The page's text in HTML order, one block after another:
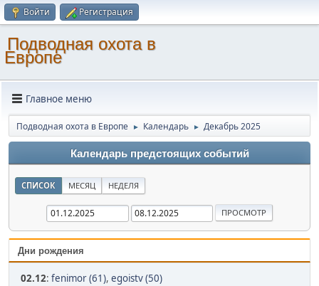
Войти Регистрация
Подводная охота в
Европе
Главное меню
Подводная охота в Европе ► Календарь ► Декабрь 2025
Календарь предстоящих событий
СПИСОК МЕСЯЦ НЕДЕЛЯ
Дни рождения
02.12: fenimor (61), egoistv (50)